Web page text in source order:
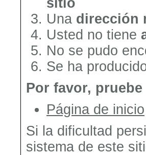
sitio
Una dirección
Usted no tiene
No se pudo
Se ha
Por favor,
Página de inicio
Si la dificultad
sistema de este